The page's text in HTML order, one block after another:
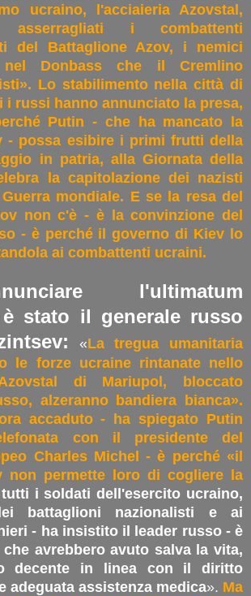
ucraino, l'acciaieria Azovstal,
i combattenti
del Battaglione Azov, i nemici
Donbass che il Cremlino
Lo stabilimento nella città di
i russi hanno annunciato la presa,
Putin - che ha mancato la
- possa esibire i primi frutti della
in patria, alla Giornata della
la capitolazione dei nazisti
mondiale. E se la resa del
non c'è - è la convinzione del
- è perché il governo di Kiev lo
ai combattenti ucraini.
l'ultimatum
stato il generale russo
«La tregua umanitaria
le forze ucraine rintanate nello
di Mariupol, bloccato
alzeranno bandiera bianca».
accaduto - ha spiegato Putin
con il presidente del
Charles Michel - è perché «il
non permette loro di cogliere la
i soldati dell'esercito ucraino,
battaglioni nazionalisti e ai
- ha insistito il leader russo - è
avrebbero avuto salva la vita,
decente in linea con il diritto
adeguata assistenza medica». Ma